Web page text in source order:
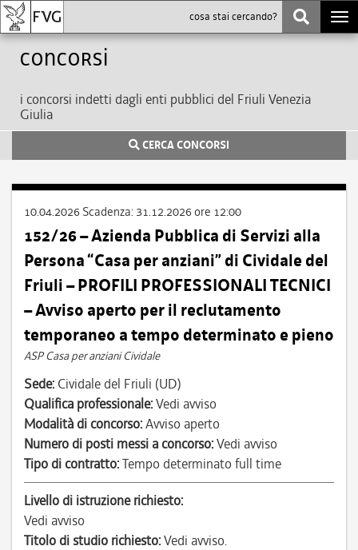
Concorsi
i concorsi indetti dagli enti pubblici del Friuli Venezia
Giulia
CERCA CONCORSI
10.04.2026 Scadenza: 31.12.2026 ore 12:00
152/26 – Azienda Pubblica di Servizi alla
Persona “Casa per anziani” di Cividale del
Friuli – PROFILI PROFESSIONALI TECNICI
– Avviso aperto per il reclutamento
temporaneo a tempo determinato e pieno
ASP Casa per anziani Cividale
Sede: Cividale del Friuli (UD)
Qualifica professionale:Vedi avviso
Modalità di concorso:Avviso aperto
Numero di posti messi a concorso:Vedi avviso
Tipo di contratto:Tempo determinato full time
Livello di istruzione richiesto:
Vedi avviso
Titolo di studio richiesto:Vedi avviso.